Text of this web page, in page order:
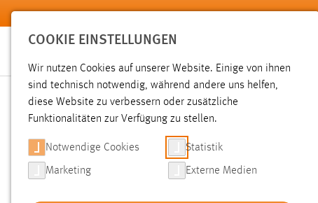
Zum Hauptinhalt springen
SUCHE
COOKIE EINSTELLUNGEN
Wir nutzen Cookies auf unserer Website. Einige von ihnen
sind technisch notwendig, während andere uns helfen,
diese Website zu verbessern oder zusätzliche
Funktionalitäten zur Verfügung zu stellen.
Notwendige Cookies Statistik
Marketing Externe Medien